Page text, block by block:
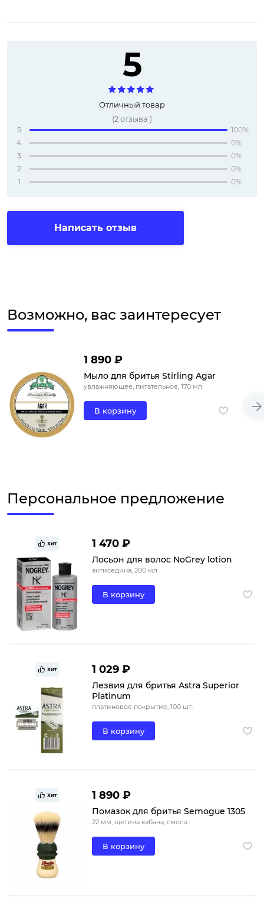
5
Отличный товар
(2отзыва )
5
100%
4
0%
3
0%
2
0%
1
0%
Написать отзыв
Возможно, вас заинтересует
1 890 ₽
Мыло для бритья Stirling Agar
увлажняющее, питательное, 170 мл
В корзину
Персональное предложение
Хит 1 470 ₽
Лосьон для волос NoGrey lotion
антиседина, 200 мл
В корзину
Хит 1 029 ₽
Лезвия для бритья Astra Superior
Platinum
платиновое покрытие, 100 шт.
В корзину
Хит 1 890 ₽
Помазок для бритья Semogue 1305
22 мм, щетина кабана, смола
В корзину